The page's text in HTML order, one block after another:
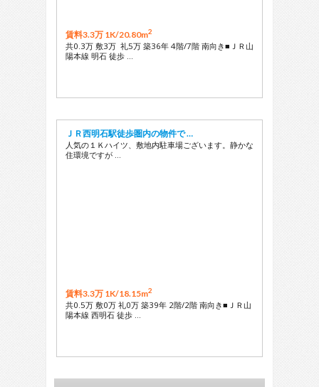
賃料3.3万 1K/20.80m2
共0.3万 敷3万 礼5万 築36年 4階/7階 南向き■ＪＲ山
陽本線 明石 徒歩 …
ＪＲ西明石駅徒歩圏内の物件で …
人気の１Ｋハイツ、敷地内駐車場ございます。静かな
住環境ですが …
賃料3.3万 1K/18.15m2
共0.5万 敷0万 礼0万 築39年 2階/2階 南向き■ＪＲ山
陽本線 西明石 徒歩 …